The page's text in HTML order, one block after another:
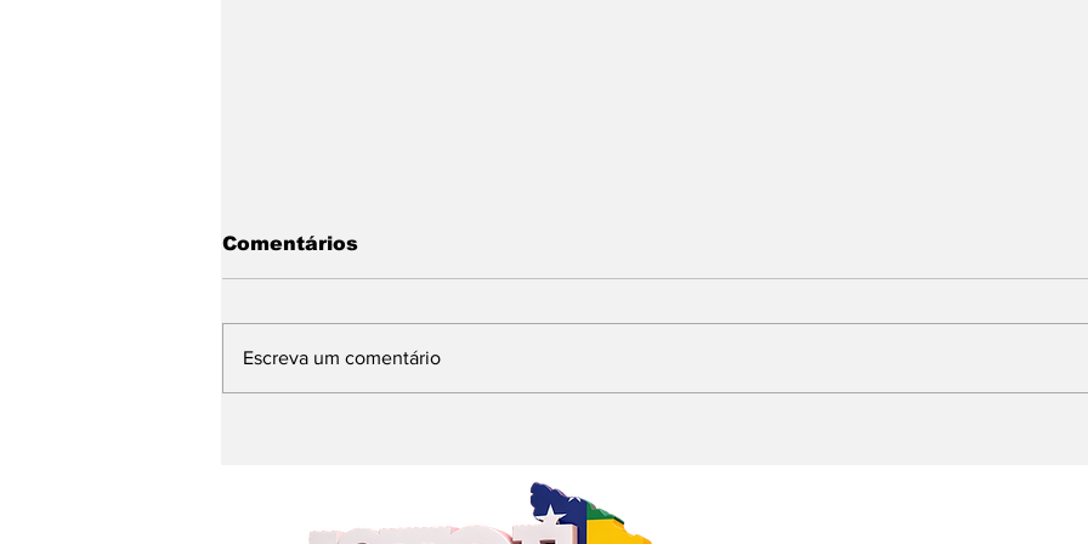
Comentários
Escreva um comentário